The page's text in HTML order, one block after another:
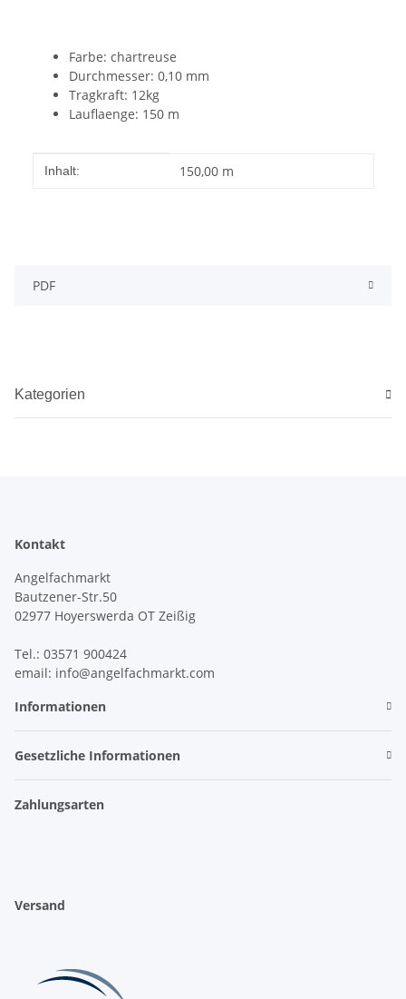
Farbe: chartreuse
Durchmesser: 0,10 mm
Tragkraft: 12kg
Lauflaenge: 150 m
Produkteigenschaft
Wert
Inhalt: 150,00 m
PDF
Kategorien
Kontakt
Angelfachmarkt
Bautzener-Str.50
02977 Hoyerswerda OT Zeißig
Tel.: 03571 900424
email: info@angelfachmarkt.com
Informationen
Gesetzliche Informationen
Zahlungsarten
Versand